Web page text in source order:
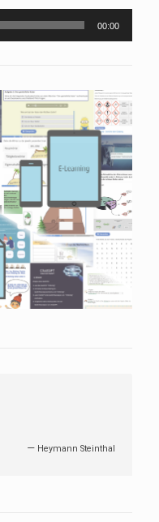
00:00
— Heymann Steinthal